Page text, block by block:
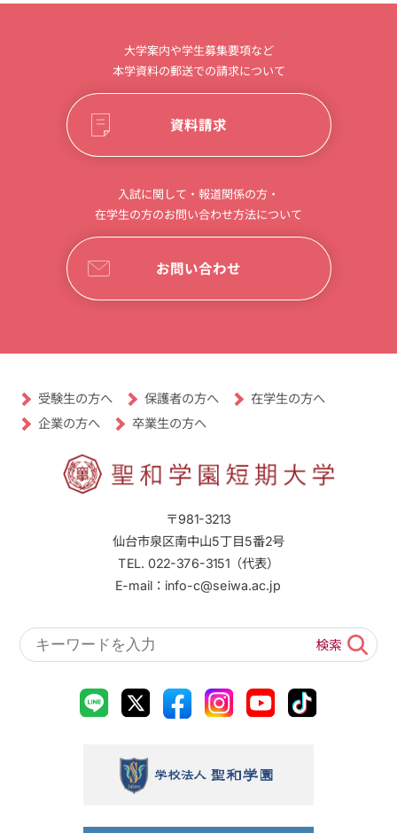
大学案内や学生募集要項など
本学資料の郵送での請求について
資料請求
入試に関して・報道関係の方・
在学生の方のお問い合わせ方法について
お問い合わせ
〒981-3213
仙台市泉区南中山5丁目5番2号
TEL. 022-376-3151（代表）
E-mail：info-c@seiwa.ac.jp
受験生の方へ 保護者の方へ 在学生の方へ
企業の方へ 卒業生の方へ